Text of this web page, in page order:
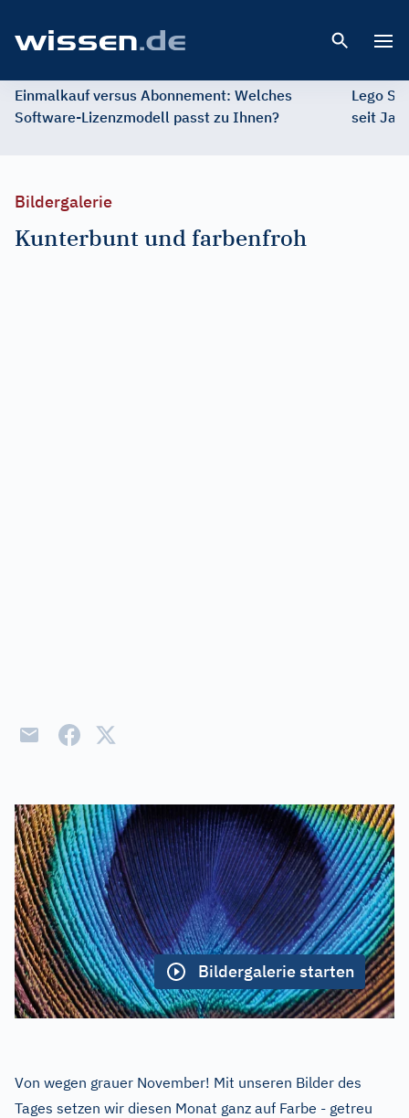
Einmalkauf versus Abonnement: Welches
Software-Lizenzmodell passt zu Ihnen?
Lego
seit
Bildergalerie
Kunterbunt und farbenfroh
Bildergalerie starten
Von wegen grauer November! Mit unseren Bilder des
Tages setzen wir diesen Monat ganz auf Farbe - getreu